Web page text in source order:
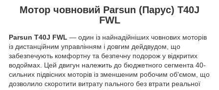
Мотор човновий Parsun (Парус) T40J
FWL
Parsun T40J FWL — один із найнадійніших човнових моторів
із дистанційним управлінням і довгим дейдвудом, що
забезпечують комфортну та безпечну подорож у відкритих
водоймах. Цей двигун належить до бюджетного сегмента 40-
сильних підвісних моторів із зменшеним робочим об'ємом, що
дозволило скоротити витрату пального без втрати реальної